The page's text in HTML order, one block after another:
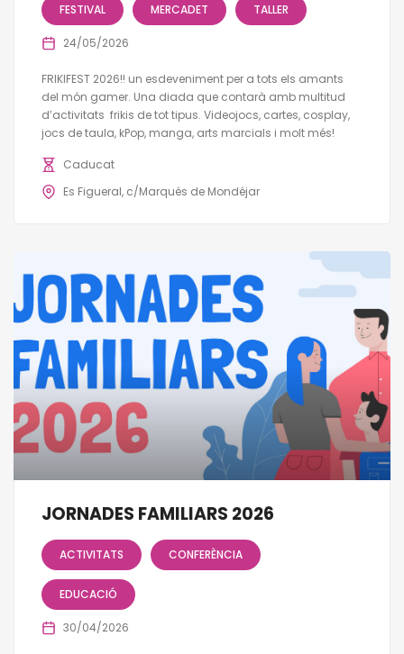
FESTIVAL MERCADET TALLER
24/05/2026
FRIKIFEST 2026!! un esdeveniment per a tots els amants
del món gamer. Una diada que contarà amb multitud
d’activitats frikis de tot tipus. Videojocs, cartes, cosplay,
jocs de taula, kPop, manga, arts marcials i molt més!
Caducat
Es Figueral, c/Marqués de Mondéjar
JORNADES FAMILIARS 2026
ACTIVITATS CONFERÈNCIA
EDUCACIÓ
30/04/2026